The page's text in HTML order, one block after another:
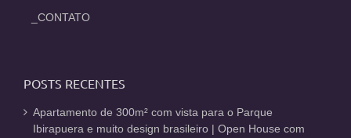
_CONTATO
POSTS RECENTES
Apartamento de 300m² com vista para o Parque
Ibirapuera e muito design brasileiro | Open House com